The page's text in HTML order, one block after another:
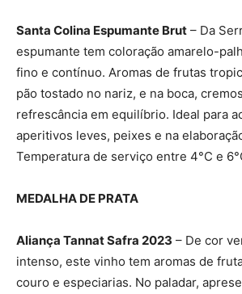
Santa Colina Espumante Brut – Da
espumante tem coloração amarelo-
fino e contínuo. Aromas de frutas
pão tostado no nariz, e na boca,
refrescância em equilíbrio. Ideal para
aperitivos leves, peixes e na
Temperatura de serviço entre 4°C e
MEDALHA DE PRATA
Aliança Tannat Safra 2023 – De cor
intenso, este vinho tem aromas de
couro e especiarias. No paladar,